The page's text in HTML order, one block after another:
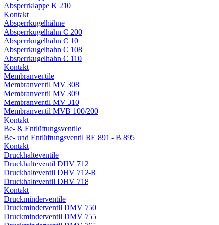
Absperrklappe K 210
Kontakt
Absperrkugelhähne
Absperrkugelhahn C 200
Absperrkugelhahn C 10
Absperrkugelhahn C 108
Absperrkugelhahn C 110
Kontakt
Membranventile
Membranventil MV 308
Membranventil MV 309
Membranventil MV 310
Membranventil MVB 100/200
Kontakt
Be- & Entlüftungsventile
Be- und Entlüftungsventil BE 891 - B 895
Kontakt
Druckhalteventile
Druckhalteventil DHV 712
Druckhalteventil DHV 712-R
Druckhalteventil DHV 718
Kontakt
Druckminderventile
Druckminderventil DMV 750
Druckminderventil DMV 755